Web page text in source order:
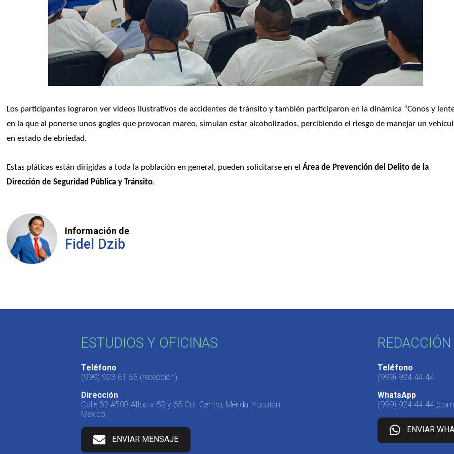
Los participantes lograron ver videos ilustrativos de accidentes de tránsito y también participaron en la dinámica “Conos y
en la que al ponerse unos gogles que provocan mareo, simulan estar alcoholizados, percibiendo el riesgo de manejar un
en estado de ebriedad.
Estas pláticas están dirigidas a toda la población en general, pueden solicitarse en el Área de Prevención del Delito de la
Dirección de Seguridad Pública y Tránsito.
Información de
Fidel Dzib
ESTUDIOS Y OFICINAS
Teléfono
(999) 923 61 55 (recepción)
Dirección
Calle 62 #508 Altos x 63 y 65 Col. Centro, Mérida, Yucatán,
México.
ENVIAR MENSAJE
Teléfono
(999) 924 44 44
WhatsApp
(999) 924 44 44
ENVIAR